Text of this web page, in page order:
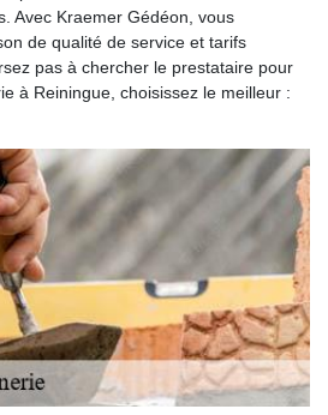
Avec Kraemer Gédéon, vous
de qualité de service et tarifs
pas à chercher le prestataire pour
à Reiningue, choisissez le meilleur :